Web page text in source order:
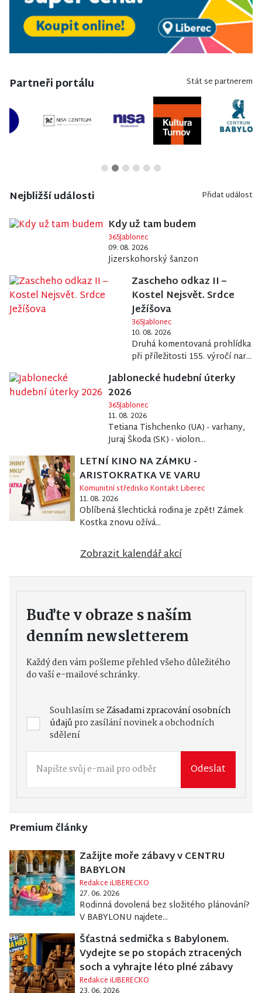
Partneři portálu Stát se partnerem
Nejbližší události Přidat událost
Kdy už tam budem
365Jablonec
09. 08. 2026
Jizerskohorský šanzon
Zascheho odkaz II –
Kostel Nejsvět. Srdce
Ježíšova
365Jablonec
10. 08. 2026
Druhá komentovaná prohlídka
při příležitosti 155. výročí nar...
Jablonecké hudební úterky
2026
365Jablonec
11. 08. 2026
Tetiana Tishchenko (UA) - varhany,
Juraj Škoda (SK) - violon...
LETNÍ KINO NA ZÁMKU -
ARISTOKRATKA VE VARU
Komunitní středisko Kontakt Liberec
11. 08. 2026
Oblíbená šlechtická rodina je zpět! Zámek
Kostka znovu ožívá...
Zobrazit kalendář akcí
Buďte v obraze s naším
denním newsletterem
Každý den vám pošleme přehled všeho důležitého
do vaší e-mailové schránky.
Souhlasím seZásadami zpracování osobních
údajůpro zasílání novinek a obchodních
sdělení
Odeslat
Premium články
Zažijte moře zábavy v CENTRU
BABYLON
Redakce iLIBERECKO
27. 06. 2026
Rodinná dovolená bez složitého plánování?
V BABYLONU najdete...
Šťastná sedmička s Babylonem.
Vydejte se po stopách ztracených
soch a vyhrajte léto plné zábavy
Redakce iLIBERECKO